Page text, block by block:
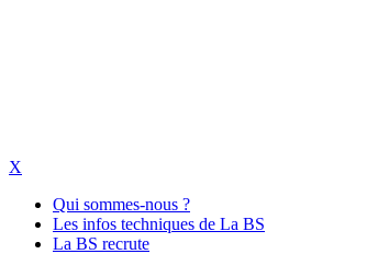
X
Qui sommes-nous ?
Les infos techniques de La BS
La BS recrute